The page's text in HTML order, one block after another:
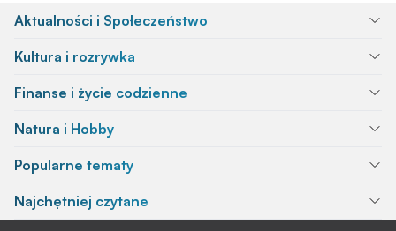
Aktualności i Społeczeństwo
Kultura i rozrywka
Finanse i życie codzienne
Natura i Hobby
Popularne tematy
Najchętniej czytane